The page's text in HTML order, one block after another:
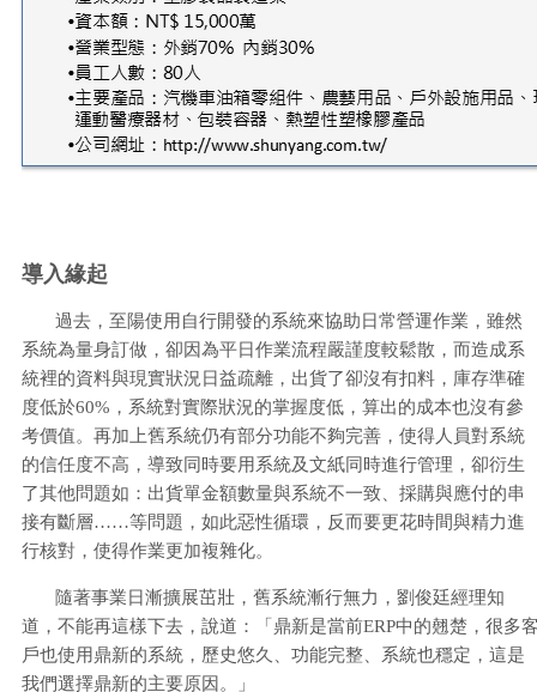
導入緣起
過去，至陽使用自行開發的系統來協助日常營運作業，雖然
系統為量身訂做，卻因為平日作業流程嚴謹度較鬆散，而造成系
統裡的資料與現實狀況日益疏離，出貨了卻沒有扣料，庫存準確
度低於60%，系統對實際狀況的掌握度低，算出的成本也沒有參
考價值。再加上舊系統仍有部分功能不夠完善，使得人員對系統
的信任度不高，導致同時要用系統及文紙同時進行管理，卻衍生
了其他問題如：出貨單金額數量與系統不一致、採購與應付的串
接有斷層……等問題，如此惡性循環，反而要更花時間與精力進
行核對，使得作業更加複雜化。
隨著事業日漸擴展茁壯，舊系統漸行無力，劉俊廷經理知
道，不能再這樣下去，說道：「鼎新是當前ERP中的翹楚，很多
戶也使用鼎新的系統，歷史悠久、功能完整、系統也穩定，這是
我們選擇鼎新的主要原因。」